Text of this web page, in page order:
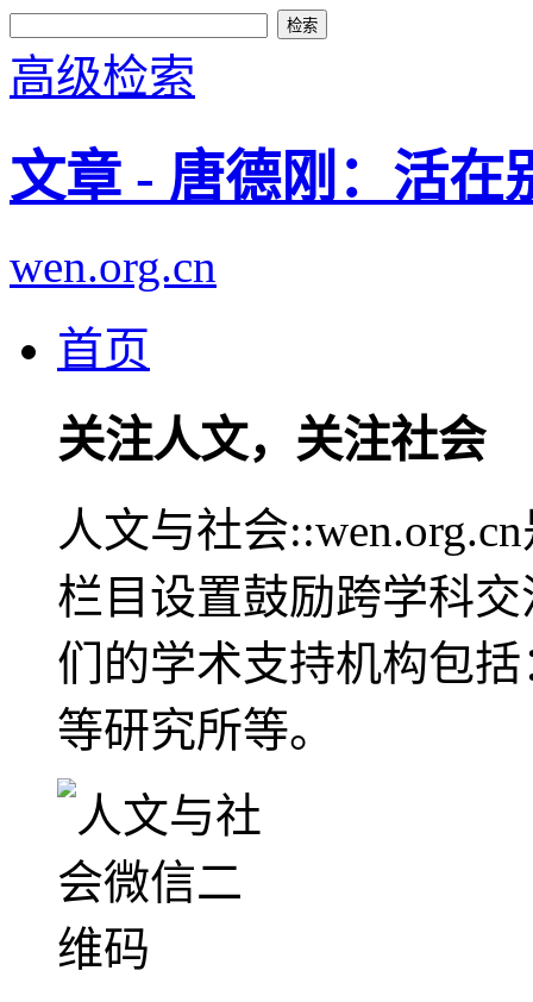
高级检索
文章 - 唐德刚：活在
wen.org.cn
首页
关注人文，关注社会
人文与社会
栏目设置鼓励跨学科
们的学术支持机构包
等研究所等。